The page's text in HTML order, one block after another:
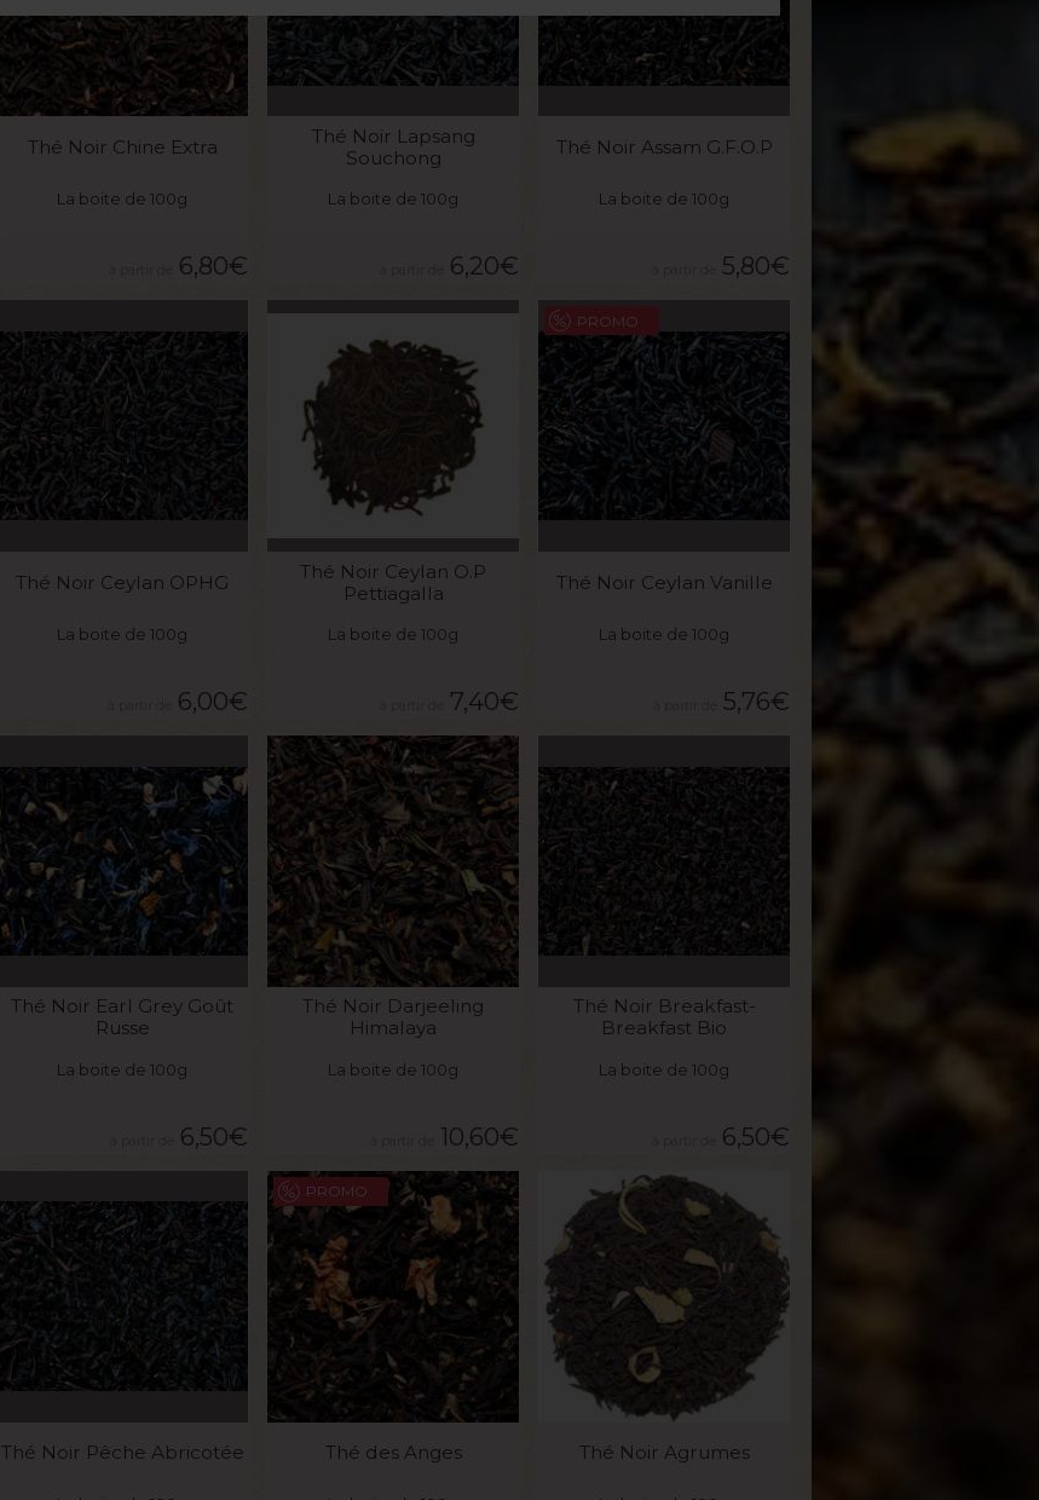
Thé Noir Chine Extra
La boite de 100g
6,80€
VOIR LE PRODUIT
Thé Noir Lapsang
Souchong
La boite de 100g
6,20€
Thé Noir Assam G.F.O.P
La boite de 100g
5,80€
Thé Noir Ceylan OPHG
La boite de 100g
6,00€
Thé Noir Ceylan O.P
Pettiagalla
La boite de 100g
7,40€
VOIR LE PRODUIT
PROMO
Thé Noir Ceylan Vanille
La boite de 100g
5,76€
Thé Noir Earl Grey Goût
Russe
La boite de 100g
6,50€
Thé Noir Darjeeling
Himalaya
La boite de 100g
10,60€
VOIR LE PRODUIT
Thé Noir Breakfast-
Breakfast Bio
La boite de 100g
6,50€
Thé Noir Pêche Abricotée
PROMO
Thé des Anges
VOIR LE PRODUIT
Thé Noir Agrumes
VOIR LE PRODUIT